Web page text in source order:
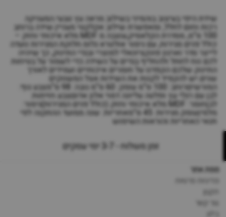
שידת היפי בעיצוב בוהמיני בשילוב מראה עץ טבעי.המעניקה
רכות וחום לחלל, ומאפשרת שילוב אקלקטי מעניין.שידה ברוחב
100 ס”מ, מסדרת הקלאסיק,עוצבה מ MDF מלא איכותי וחזק –
כולל פנים מגירות, עם גימור אולטרא גלוס.חלוקת המגירות נועדה
לייצר סדר וארגון פונקציונאלי למוצרי ובגדי התינוק, כך שיהיה
לכם נוח לחתל ולהחליף בגדים על השידה.כדי לשמור על בטיחות
התינוק שלכם הקפדנו על חומרים איכותיים ועמידים לאורך
שנים.יש להקפיד לקנות את השידות אצל המשווקים
המורשיםרוחב: 100 ס”מ עומק: 60 ס”מ גובה: 98 ס”מצבע גוף:
לבן עם רגלי עץ ופלטה עליונה דמוי אלון אדוםצבע חזיתות:
לבןחומר: MDF מלא איכותי וחזק (כולל פנים המגירות)גימור:
מלמיןעומק מגירות: 45 ס”מאחריות: שנה ממועד ההתקנה לפי
תנאי האחריות והוראות השימוש
זמן משלוח - 3-7 ימי עסקים
מפת אתר
צור קשר